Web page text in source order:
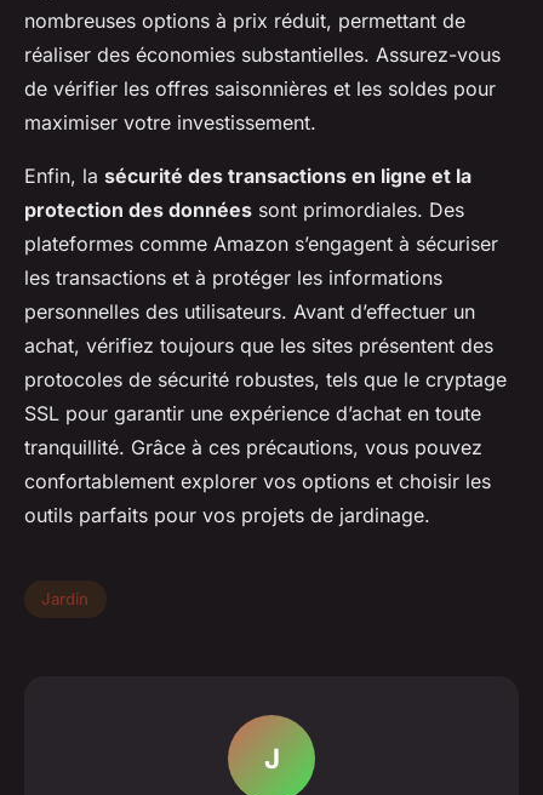
nombreuses options à prix réduit, permettant de
réaliser des économies substantielles. Assurez-vous
de vérifier les offres saisonnières et les soldes pour
maximiser votre investissement.
Enfin, la sécurité des transactions en ligne et la
protection des données sont primordiales. Des
plateformes comme Amazon s’engagent à sécuriser
les transactions et à protéger les informations
personnelles des utilisateurs. Avant d’effectuer un
achat, vérifiez toujours que les sites présentent des
protocoles de sécurité robustes, tels que le cryptage
SSL pour garantir une expérience d’achat en toute
tranquillité. Grâce à ces précautions, vous pouvez
confortablement explorer vos options et choisir les
outils parfaits pour vos projets de jardinage.
Jardin
J